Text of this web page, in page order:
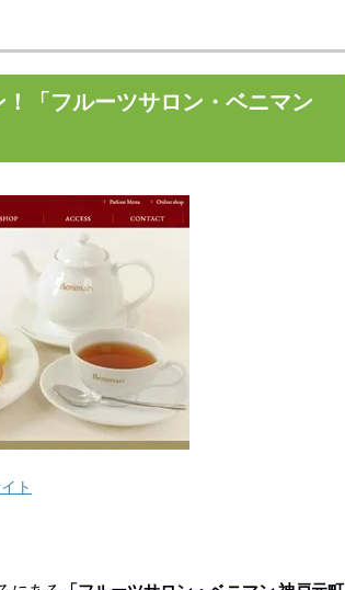
「フルーツサロン・ベニマン
ト